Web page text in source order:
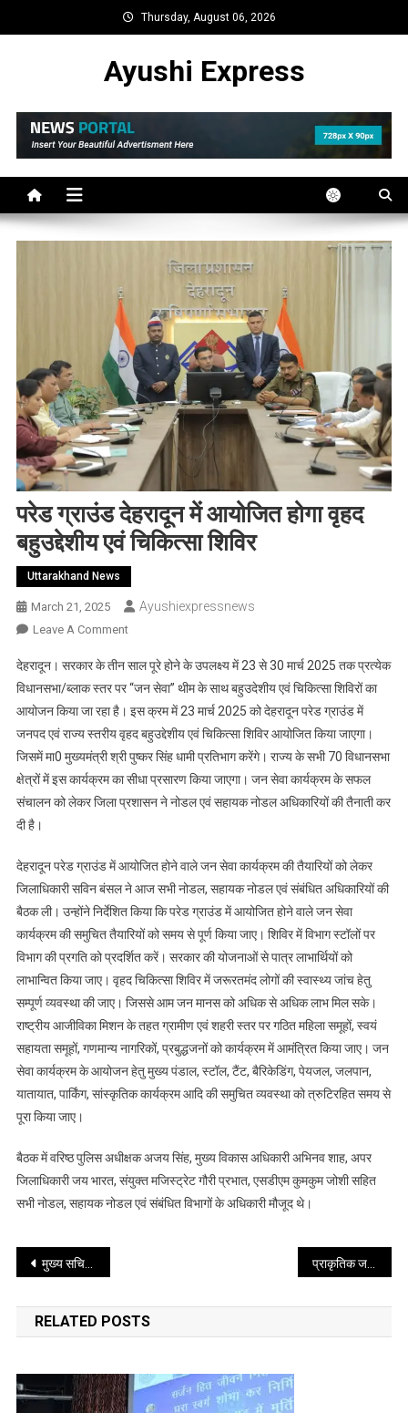
to
Thursday, August 06, 2026
Ayushi Express
परेड ग्राउंड देहरादून में आयोजित होगा वृहद
बहुउद्देशीय एवं चिकित्सा शिविर
Uttarakhand News
March 21, 2025 Ayushiexpressnews
Leave A CommentOn
ग्राउंड
देहरादून
में
आयोजित
होगा
वृहद
बहुउद्देशीय
शिविर
देहरादून। सरकार के तीन साल पूरे होने के उपलक्ष्य में 23 से 30 मार्च 2025 तक प्रत्येक
विधानसभा/ब्लाक स्तर पर ‘‘जन सेवा’’ थीम के साथ बहुउदेशीय एवं चिकित्सा शिविरों का
आयोजन किया जा रहा है। इस क्रम में 23 मार्च 2025 को देहरादून परेड ग्राउंड में
जनपद एवं राज्य स्तरीय वृहद बहुउद्देशीय एवं चिकित्सा शिविर आयोजित किया जाएगा।
जिसमें मा0 मुख्यमंत्री श्री पुष्कर सिंह धामी प्रतिभाग करेंगे। राज्य के सभी 70 विधानसभा
क्षेत्रों में इस कार्यक्रम का सीधा प्रसारण किया जाएगा। जन सेवा कार्यक्रम के सफल
संचालन को लेकर जिला प्रशासन ने नोडल एवं सहायक नोडल अधिकारियों की तैनाती कर
दी है।
देहरादून परेड ग्राउंड में आयोजित होने वाले जन सेवा कार्यक्रम की तैयारियों को लेकर
जिलाधिकारी सविन बंसल ने आज सभी नोडल, सहायक नोडल एवं संबंधित अधिकारियों की
बैठक ली। उन्होंने निर्देशित किया कि परेड ग्राउंड में आयोजित होने वाले जन सेवा
कार्यक्रम की समुचित तैयारियों को समय से पूर्ण किया जाए। शिविर में विभाग स्टॉलों पर
विभाग की प्रगति को प्रदर्शित करें। सरकार की योजनाओं से पात्र लाभार्थियों को
लाभान्वित किया जाए। वृहद चिकित्सा शिविर में जरूरतमंद लोगों की स्वास्थ्य जांच हेतु
सम्पूर्ण व्यवस्था की जाए। जिससे आम जन मानस को अधिक से अधिक लाभ मिल सके।
राष्ट्रीय आजीविका मिशन के तहत ग्रामीण एवं शहरी स्तर पर गठित महिला समूहों, स्वयं
सहायता समूहों, गणमान्य नागरिकों, प्रबुद्धजनों को कार्यक्रम में आमंत्रित किया जाए। जन
सेवा कार्यक्रम के आयोजन हेतु मुख्य पंडाल, स्टॉल, टैंट, बैरिकेडिंग, पेयजल, जलपान,
यातायात, पार्किंग, सांस्कृतिक कार्यक्रम आदि की समुचित व्यवस्था को त्रुटिरहित समय से
पूरा किया जाए।
बैठक में वरिष्ठ पुलिस अधीक्षक अजय सिंह, मुख्य विकास अधिकारी अभिनव शाह, अपर
जिलाधिकारी जय भारत, संयुक्त मजिस्ट्रेट गौरी प्रभात, एसडीएम कुमकुम जोशी सहित
सभी नोडल, सहायक नोडल एवं संबंधित विभागों के अधिकारी मौजूद थे।
Post
navigation
मुख्य सचिव श्रीमती राधा रतूड़ी ने आपदा प्रबन्धन विभाग की बैठक ली
RELATED POSTS